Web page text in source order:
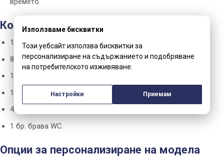
Комплектът включва:
1 бр. стъклено крило с алуминиева рамка и шпроси;
8 мм бяло матирано стъкло;
1 бр. алуминиева каса;
1 бр. насрещник;
4 бр. панти;
1 бр. брава WC.
Опции за персонализиране на модела
Използваме бисквитки
Този уебсайт използва бисквитки за
персонализиране на съдържанието и подобряване
на потребителското изживяване.
Настройки Приемам